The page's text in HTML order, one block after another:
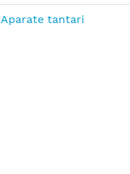
Aparate tantari